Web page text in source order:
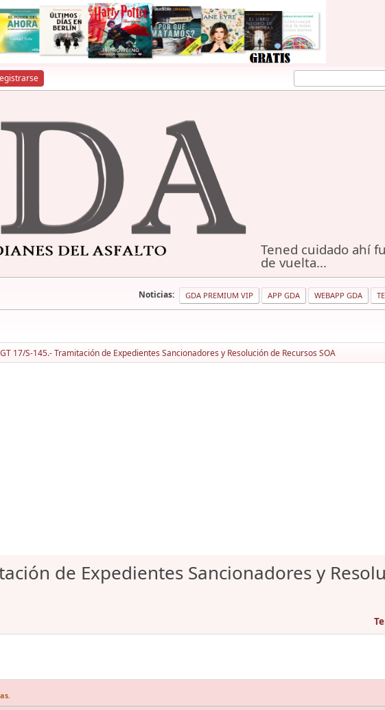
Tened cuidado ahí
de vuelta...
Noticias: GDA PREMIUM VIP APP GDA WEBAPP GDA
17/S-145.- Tramitación de Expedientes Sancionadores y Resolución de Recursos SOA
de Expedientes Sancionadores y